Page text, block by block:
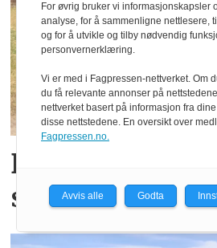
skjærer
For øvrig bruker vi informasjonskapsler
analyse, for å sammenligne nettlesere,
og for å utvikle og tilby nødvendig
personvernerklæring.
Vi er med i Fagpressen-nettverket. Om
du få relevante annonser på
nettverket basert på informasjon fra
disse nettstedene. En oversikt over
Fagpressen.no.
Avvis alle Godta